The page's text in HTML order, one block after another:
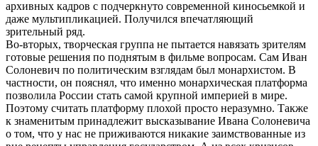
архивных кадров с подчеркнуто современной киносьемкой и
даже мультипликацией. Получился впечатляющий
зрительный ряд.
Во-вторых, творческая группа не пытается навязать зрителям
готовые решения по поднятым в фильме вопросам. Сам Иван
Солоневич по политическим взглядам был монархистом. В
частности, он пояснял, что именно монархическая платформа
позволила России стать самой крупной империей в мире.
Поэтому считать платформу плохой просто неразумно. Также
к знаменитым принадлежит высказывание Ивана Солоневича
о том, что у нас не приживаются никакие заимствованные из